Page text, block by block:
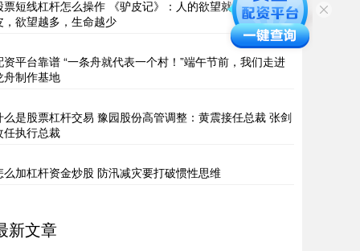
票短线杠杆怎么操作 《驴皮记》：人的欲望就像一张驴
，欲望越多，生命越少
资平台靠谱 “一条舟就代表一个村！”端午节前，我们走进
舟制作基地
么是股票杠杆交易 豫园股份高管调整：黄震接任总裁 张剑
任执行总裁
么加杠杆资金炒股 防汛减灾要打破惯性思维
新文章